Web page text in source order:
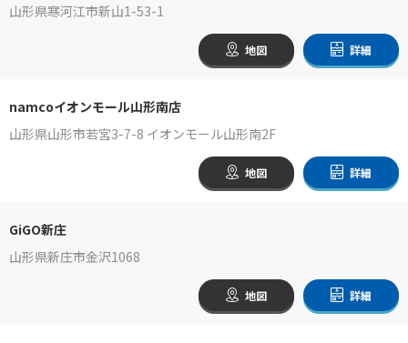
山形県寒河江市新山1-53-1
地図 詳細
namcoイオンモール山形南店
山形県山形市若宮3-7-8 イオンモール山形南2F
地図 詳細
GiGO新庄
山形県新庄市金沢1068
地図 詳細